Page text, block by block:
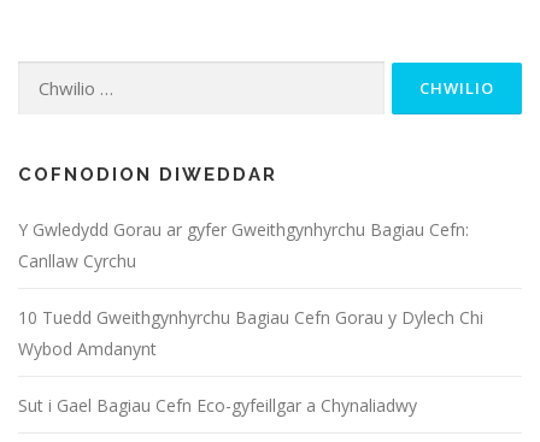
Chwilio
COFNODION DIWEDDAR
Y Gwledydd Gorau ar gyfer Gweithgynhyrchu Bagiau Cefn:
Canllaw Cyrchu
10 Tuedd Gweithgynhyrchu Bagiau Cefn Gorau y Dylech Chi
Wybod Amdanynt
Sut i Gael Bagiau Cefn Eco-gyfeillgar a Chynaliadwy